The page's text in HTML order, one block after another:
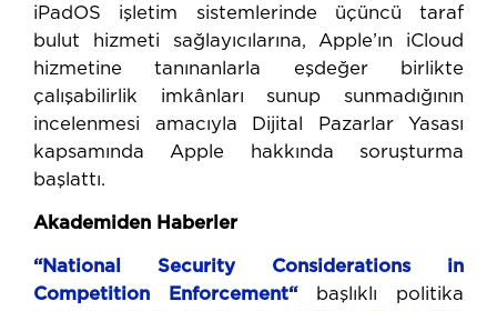
iPadOS işletim sistemlerinde üçüncü taraf
bulut hizmeti sağlayıcılarına, Apple’ın iCloud
hizmetine tanınanlarla eşdeğer birlikte
çalışabilirlik imkânları sunup sunmadığının
incelenmesi amacıyla Dijital Pazarlar Yasası
kapsamında Apple hakkında soruşturma
başlattı.
Akademiden Haberler
“National Security Considerations
in
Competition
Enforcement“ başlıklı politika